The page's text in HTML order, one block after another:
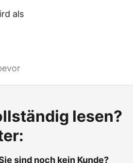
als
lesen?
sind noch kein Kunde?